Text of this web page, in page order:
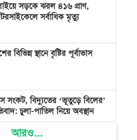
সড়কে ঝরল ৪১৬ প্রাণ,
সর্বাধিক মৃত্যু
বিভিন্ন স্থানে বৃষ্টির পূর্বাভাস
সংকট, বিদ্যুতের ‘ভূতুড়ে বিলের’
চুলা-পাতিল নিয়ে অবস্থান
আরও...